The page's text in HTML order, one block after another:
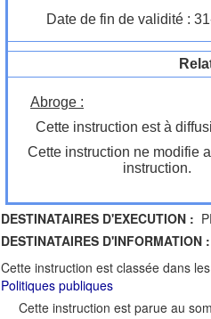
Date de fin de validité :
Abroge :
Cette instruction est à
Cette instruction ne modifie
instruction.
DESTINATAIRES D'EXECUTION :
DESTINATAIRES D'INFORMATION :
Cette instruction est classée dans
Politiques publiques
Cette instruction est parue au